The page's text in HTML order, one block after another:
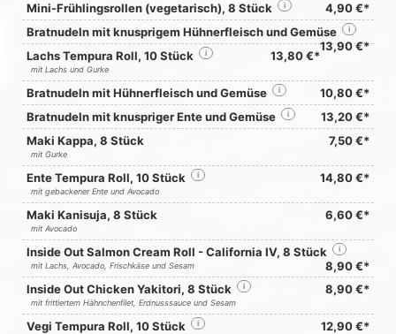
Mini-Frühlingsrollen (vegetarisch), 8 Stück i
4,90 €*
Bratnudeln mit knusprigem Hühnerfleisch und Gemüse
i
13,90 €*
Lachs Tempura Roll, 10 Stück i 13,80 €*
mit Lachs und Gurke
Bratnudeln mit Hühnerfleisch und Gemüse i
10,80 €*
Bratnudeln mit knuspriger Ente und Gemüse
i
13,20 €*
Maki Kappa, 8 Stück
7,50 €*
mit Gurke
Ente Tempura Roll, 10 Stück i 14,80 €*
mit gebackener Ente und Avocado
Maki Kanisuja, 8 Stück 6,60 €*
mit Avocado
Inside Out Salmon Cream Roll - California IV, 8 Stück i
8,90 €*
mit Lachs, Avocado, Frischkäse und Sesam
Inside Out Chicken Yakitori, 8 Stück i 8,90 €*
mit frittiertem Hähnchenfilet, Erdnusssauce und Sesam
Vegi Tempura Roll, 10 Stück i 12,90 €*